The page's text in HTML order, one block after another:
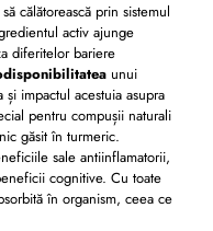
călătorească prin sistemul
activ ajunge
diferitelor bariere
unui
impactul acestuia asupra
pentru compușii naturali
găsit în turmeric.
sale antiinflamatorii,
cognitive. Cu toate
în organism, ceea ce